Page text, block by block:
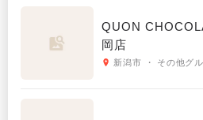
QUON
岡店
新潟市 ・ その他グ